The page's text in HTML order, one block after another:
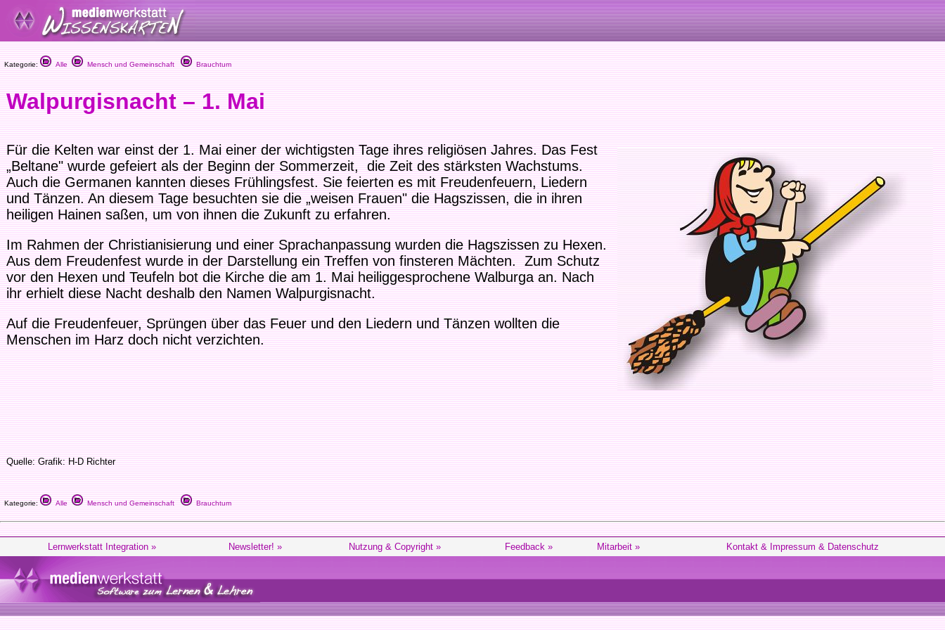
Kategorie: Alle Mensch und Gemeinschaft Brauchtum
Walpurgisnacht – 1. Mai
Für die Kelten war einst der 1. Mai einer der wichtigsten Tage ihres religiösen Jahres. Das Fest
„Beltane" wurde gefeiert als der Beginn der Sommerzeit, die Zeit des stärksten Wachstums.
Auch die Germanen kannten dieses Frühlingsfest. Sie feierten es mit Freudenfeuern, Liedern
und Tänzen. An diesem Tage besuchten sie die „weisen Frauen" die Hagszissen, die in ihren
heiligen Hainen saßen, um von ihnen die Zukunft zu erfahren.
Im Rahmen der Christianisierung und einer Sprachanpassung wurden die Hagszissen zu Hexen.
Aus dem Freudenfest wurde in der Darstellung ein Treffen von finsteren Mächten. Zum Schutz
vor den Hexen und Teufeln bot die Kirche die am 1. Mai heiliggesprochene Walburga an. Nach
ihr erhielt diese Nacht deshalb den Namen Walpurgisnacht.
Auf die Freudenfeuer, Sprüngen über das Feuer und den Liedern und Tänzen wollten die
Menschen im Harz doch nicht verzichten.
Quelle: Grafik: H-D Richter
Kategorie: Alle Mensch und Gemeinschaft Brauchtum
Lernwerkstatt Integration » Newsletter! » Nutzung & Copyright » Feedback » Mitarbeit » Kontakt & Impressum & Datenschutz